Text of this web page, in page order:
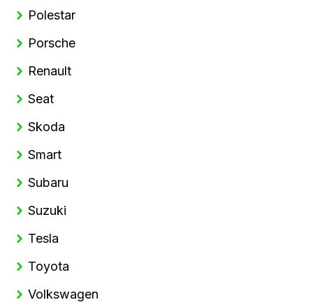
Polestar
Porsche
Renault
Seat
Skoda
Smart
Subaru
Suzuki
Tesla
Toyota
Volkswagen